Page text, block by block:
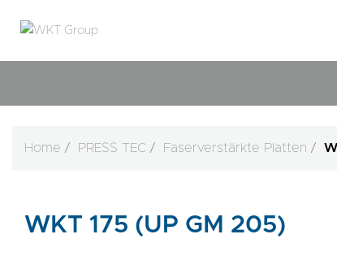
Home PRESS TEC Faserverstärkte Platten
WKT 175 (UP GM 205)